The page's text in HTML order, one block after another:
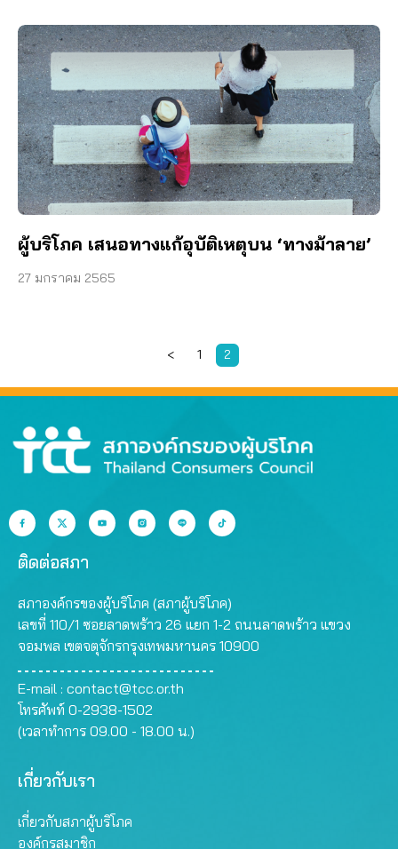
ผู้บริโภค เสนอทางแก้อุบัติเหตุบน ‘ทางม้าลาย’
27 มกราคม 2565
< 1 2
ติดต่อสภา
สภาองค์กรของผู้บริโภค (สภาผู้บริโภค)
เลขที่ 110/1 ซอยลาดพร้าว 26 แยก 1-2 ถนนลาดพร้าว แขวง
จอมพล เขตจตุจักรกรุงเทพมหานคร 10900
E-mail : contact@tcc.or.th
โทรศัพท์ 0-2938-1502
(เวลาทำการ 09.00 - 18.00 น.)
เกี่ยวกับเรา
เกี่ยวกับสภาผู้บริโภค
องค์กรสมาชิก